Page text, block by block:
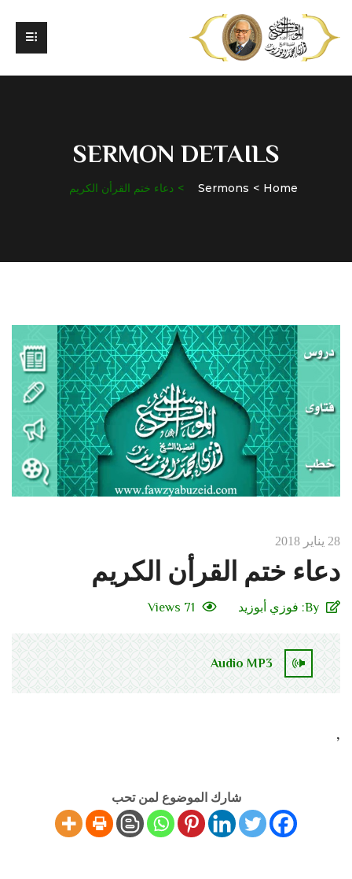
SERMON DETAILS
Home
Sermons دعاء ختم القرأن الكريم
28 يناير 2018
دعاء ختم القرأن الكريم
By: فوزي أبوزيد 71 Views
Audio MP3
,
شارك الموضوع لمن تحب